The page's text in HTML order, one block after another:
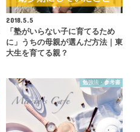
2018.5.5
「塾がいらない子に育てるため
に」うちの母親が選んだ方法｜東
大生を育てる親？
勉強法・参考書